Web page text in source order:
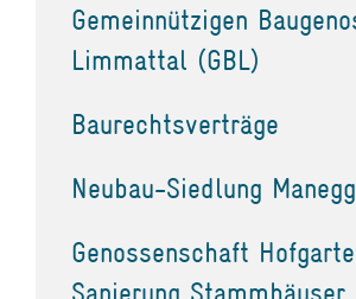
Gemeinnützigen
Limmattal (GBL)
Baurechtsverträge
Neubau-Siedlung
Genossenschaft